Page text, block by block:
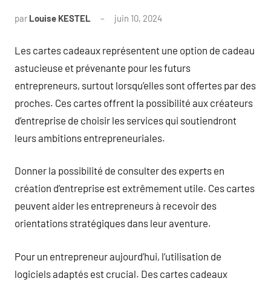
par Louise KESTEL juin 10, 2024
Les cartes cadeaux représentent une option de cadeau
astucieuse et prévenante pour les futurs
entrepreneurs, surtout lorsqu’elles sont offertes par des
proches. Ces cartes offrent la possibilité aux créateurs
d’entreprise de choisir les services qui soutiendront
leurs ambitions entrepreneuriales.
Donner la possibilité de consulter des experts en
création d’entreprise est extrêmement utile. Ces cartes
peuvent aider les entrepreneurs à recevoir des
orientations stratégiques dans leur aventure.
Pour un entrepreneur aujourd’hui, l’utilisation de
logiciels adaptés est crucial. Des cartes cadeaux